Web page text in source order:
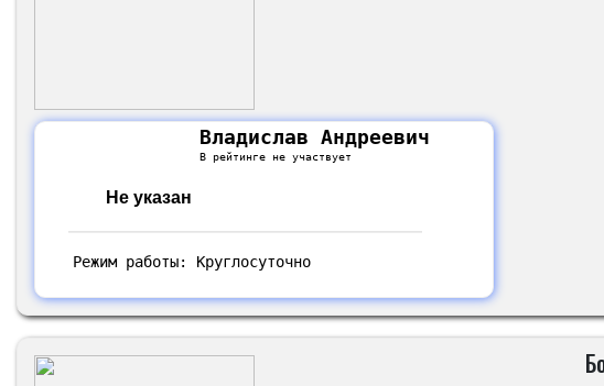
Владислав Андреевич
В рейтинге не участвует
Не указан
Режим работы: Круглосуточно